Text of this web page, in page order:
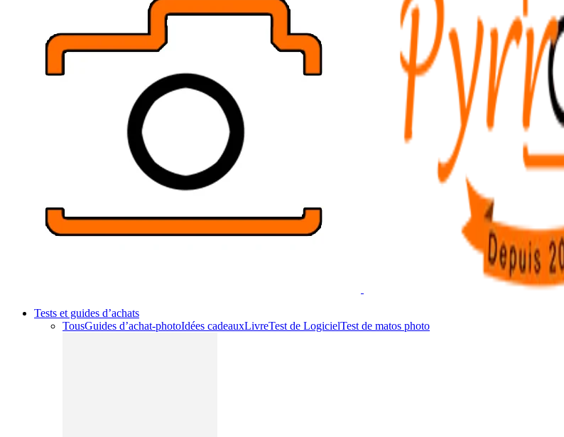
Tests et guides d’achats
TousGuides d’achat-photoIdées cadeauxLivreTest de LogicielTest de matos photo